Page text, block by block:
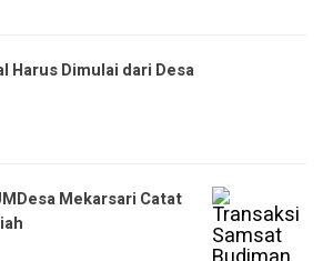
Harus Dimulai dari Desa
Mekarsari Catat